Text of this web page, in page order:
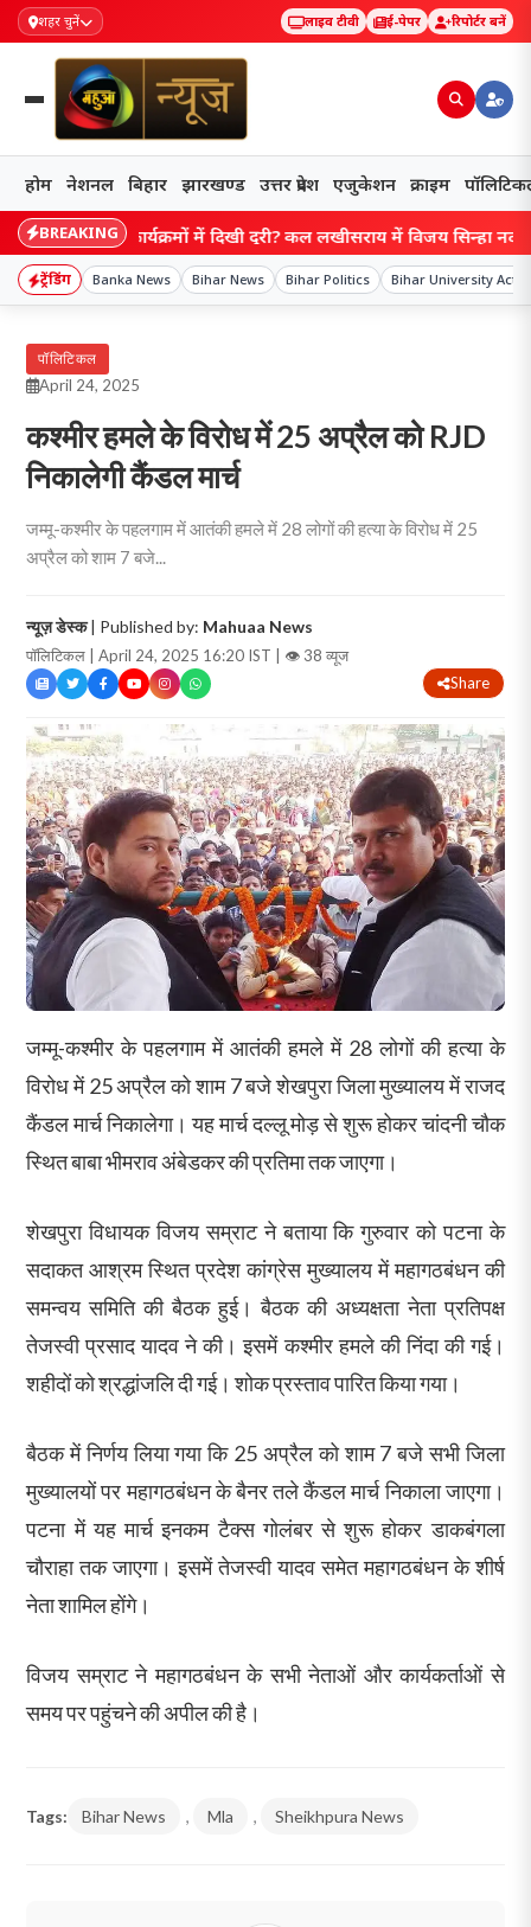
शहर चुनें लाइव टीवी ई-पेपर रिपोर्टर बनें
होम नेशनल बिहार झारखण्ड उत्तर प्रदेश एजुकेशन क्राइम
BREAKING
एक कार्यक्रमों में दिखी दूरी? कल लखीसराय में विजय सिन्हा नदारद, आज
ट्रेंडिंग Banka News Bihar News Bihar Politics Bihar University Act
पॉलिटिकल
April 24, 2025
कश्मीर हमले के विरोध में 25 अप्रैल को RJD
निकालेगी कैंडल मार्च
जम्मू-कश्मीर के पहलगाम में आतंकी हमले में 28 लोगों की हत्या के विरोध में 25
अप्रैल को शाम 7 बजे...
न्यूज़ डेस्क| Published by: Mahuaa News
पॉलिटिकल | April 24, 2025 16:20 IST | 👁 38 व्यूज
Share
जम्मू-कश्मीर के पहलगाम में आतंकी हमले में 28 लोगों की हत्या के
विरोध में 25 अप्रैल को शाम 7 बजे शेखपुरा जिला मुख्यालय में राजद
कैंडल मार्च निकालेगा। यह मार्च दल्लू मोड़ से शुरू होकर चांदनी चौक
स्थित बाबा भीमराव अंबेडकर की प्रतिमा तक जाएगा।
शेखपुरा विधायक विजय सम्राट ने बताया कि गुरुवार को पटना के
सदाकत आश्रम स्थित प्रदेश कांग्रेस मुख्यालय में महागठबंधन की
समन्वय समिति की बैठक हुई। बैठक की अध्यक्षता नेता प्रतिपक्ष
तेजस्वी प्रसाद यादव ने की। इसमें कश्मीर हमले की निंदा की गई।
शहीदों को श्रद्धांजलि दी गई। शोक प्रस्ताव पारित किया गया।
बैठक में निर्णय लिया गया कि 25 अप्रैल को शाम 7 बजे सभी जिला
मुख्यालयों पर महागठबंधन के बैनर तले कैंडल मार्च निकाला जाएगा।
पटना में यह मार्च इनकम टैक्स गोलंबर से शुरू होकर डाकबंगला
चौराहा तक जाएगा। इसमें तेजस्वी यादव समेत महागठबंधन के शीर्ष
नेता शामिल होंगे।
विजय सम्राट ने महागठबंधन के सभी नेताओं और कार्यकर्ताओं से
समय पर पहुंचने की अपील की है।
Tags: Bihar News , Mla , Sheikhpura News